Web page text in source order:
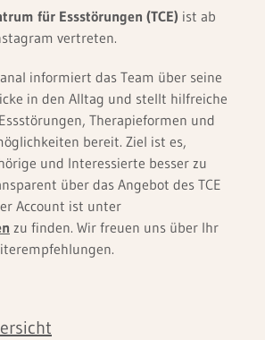
für Essstörungen (TCE) ist ab
vertreten.
informiert das Team über seine
in den Alltag und stellt hilfreiche
Therapieformen und
bereit. Ziel ist es,
und Interessierte besser zu
über das Angebot des TCE
Account ist unter
zu finden. Wir freuen uns über Ihr